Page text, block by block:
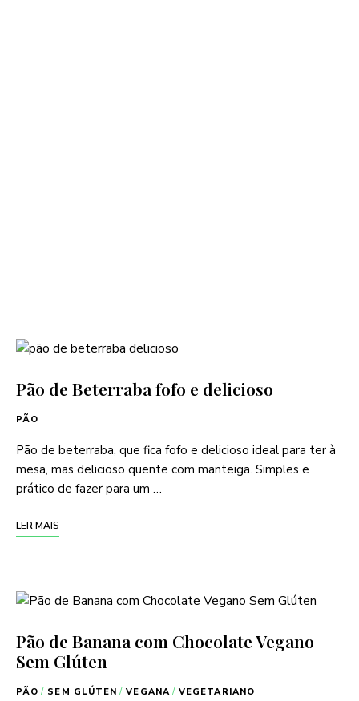
Pão de Beterraba fofo e delicioso
PÃO
Pão de beterraba, que fica fofo e delicioso ideal para ter à
mesa, mas delicioso quente com manteiga. Simples e
prático de fazer para um …
LER MAIS
Pão de Banana com Chocolate Vegano
Sem Glúten
PÃO / SEM GLÚTEN / VEGANA/ VEGETARIANO